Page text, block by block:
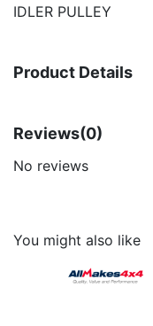
IDLER PULLEY
Product Details
Reviews(0)
No reviews
You might also like